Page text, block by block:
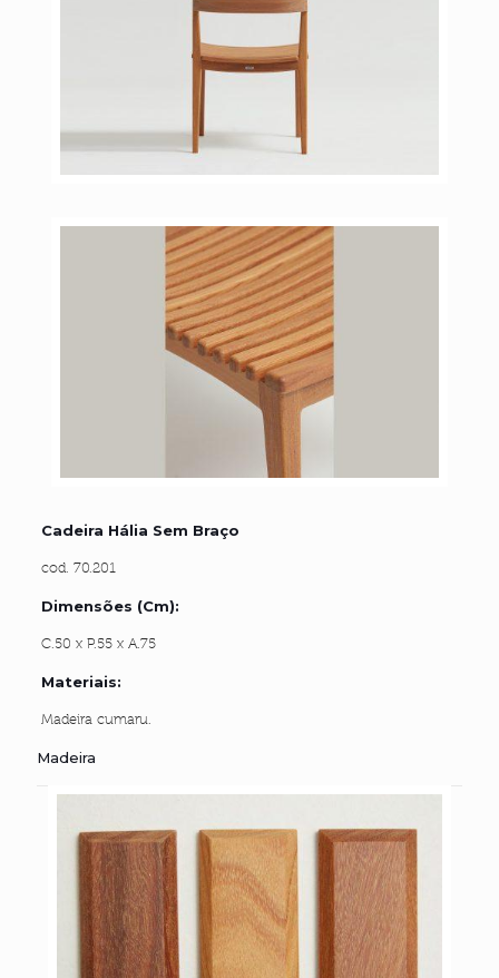
Cadeira Hália Sem Braço
cod. 70.201
Dimensões (cm):
C.50 x P.55 x A.75
Materiais:
Madeira cumaru.
Madeira